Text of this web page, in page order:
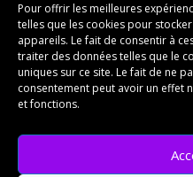
Pour offrir les meilleures
telles que les cookies pour
appareils. Le fait de consentir à
traiter des données telles que le
uniques sur ce site. Le fait de ne
consentement peut avoir un effet
et fonctions.